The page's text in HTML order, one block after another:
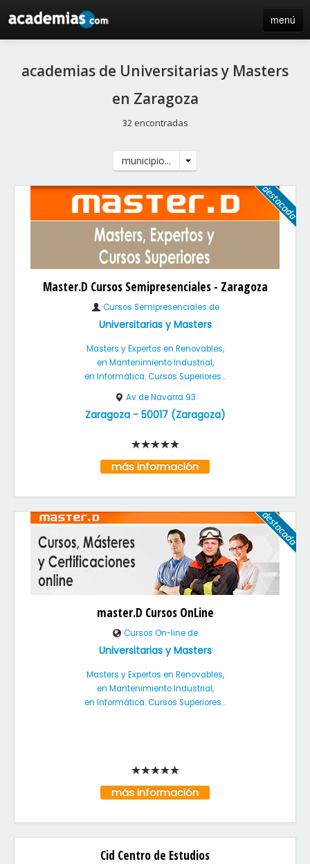
menú
blog
academias de Universitarias y Masters
en Zaragoza
32 encontradas
municipio...
Master.D Cursos Semipresenciales - Zaragoza
Cursos Semipresenciales de
Universitarias y Masters
Masters y Expertos en Renovables,
en Mantenimiento Industrial,
en Informática. Cursos Superiores...
Av de Navarra 93
Zaragoza- 50017(Zaragoza)
más información
master.D Cursos OnLine
Cursos On-line de
Universitarias y Masters
Masters y Expertos en Renovables,
en Mantenimiento Industrial,
en Informática. Cursos Superiores...
más información
Cid Centro de Estudios